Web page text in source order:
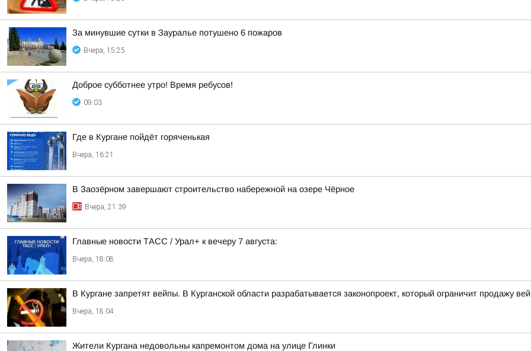
За минувшие сутки в Зауралье потушено 6 пожаров
Вчера, 15:25
Доброе субботнее утро! Время ребусов!
09:03
Где в Кургане пойдёт горяченькая
Вчера, 16:21
В Заозёрном завершают строительство набережной на озере Чёрное
Вчера, 21:39
Главные новости ТАСС / Урал+ к вечеру 7 августа:
Вчера, 18:08
В Кургане запретят вейпы. В Курганской области разрабатывается законопроект, который ограничит продажу
Вчера, 18:04
Жители Кургана недовольны капремонтом дома на улице Глинки